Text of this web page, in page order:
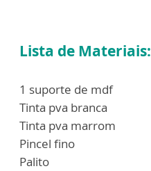
Lista de Materiais:
1 suporte de mdf
Tinta pva branca
Tinta pva marrom
Pincel fino
Palito